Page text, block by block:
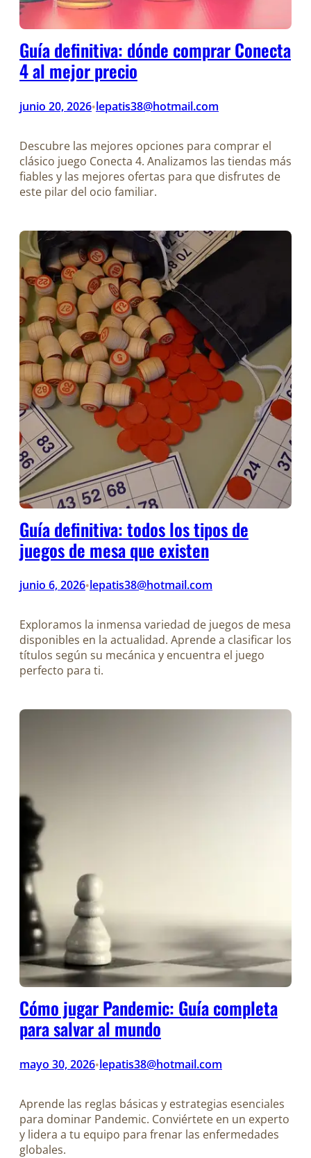
Guía definitiva: dónde comprar Conecta
4 al mejor precio
junio 20, 2026•lepatis38@hotmail.com
Descubre las mejores opciones para comprar el
clásico juego Conecta 4. Analizamos las tiendas más
fiables y las mejores ofertas para que disfrutes de
este pilar del ocio familiar.
Guía definitiva: todos los tipos de
juegos de mesa que existen
junio 6, 2026•lepatis38@hotmail.com
Exploramos la inmensa variedad de juegos de mesa
disponibles en la actualidad. Aprende a clasificar los
títulos según su mecánica y encuentra el juego
perfecto para ti.
Cómo jugar Pandemic: Guía completa
para salvar al mundo
mayo 30, 2026•lepatis38@hotmail.com
Aprende las reglas básicas y estrategias esenciales
para dominar Pandemic. Conviértete en un experto
y lidera a tu equipo para frenar las enfermedades
globales.